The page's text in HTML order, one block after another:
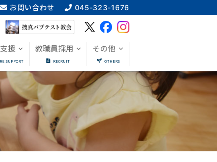
お問い合わせ 045-323-1676
援
SUPPORT
教職員採用
RECRUIT
その他
OTHERS